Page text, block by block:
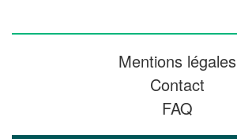
Mentions légales
Contact
FAQ